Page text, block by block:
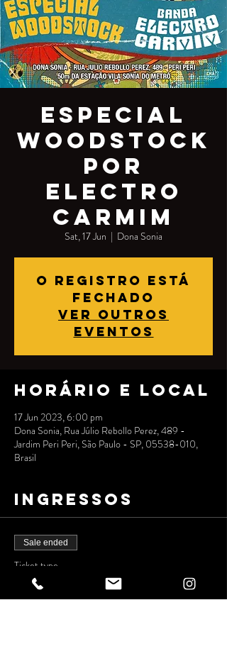
Especial
Woodstock
por
Electro
Carmim
Sat, 17 Jun
  |
Dona Sonia
O registro está
fechado
Ver outros
eventos
Horário e local
17 Jun 2023, 6:00 pm
Dona Sonia, Rua Júlio Rebollo Perez, 489 -
Jardim Peri Peri, São Paulo - SP, 05538-010,
Brasil
Ingressos
Sale ended
Ticket type
ANTECIPADO